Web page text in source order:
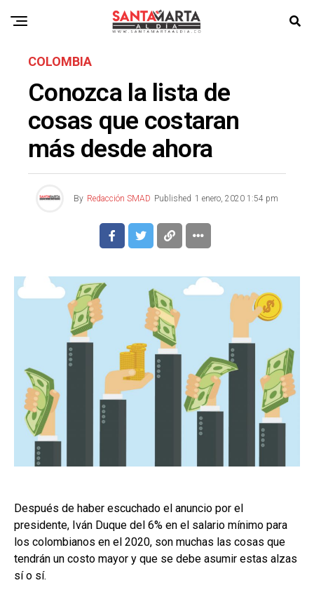
COLOMBIA
Conozca la lista de
cosas que costaran
más desde ahora
By Redacción SMAD Published 1 enero, 2020 1:54 pm
Después de haber escuchado el anuncio por el
presidente, Iván Duque del 6% en el salario mínimo para
los colombianos en el 2020, son muchas las cosas que
tendrán un costo mayor y que se debe asumir estas alzas
sí o sí.